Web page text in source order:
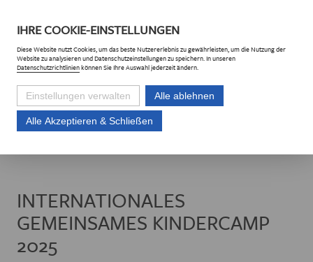
Euroregion Erzgebirge e.V. Projekte
INTERNATIONALES
GEMEINSAMES KINDERCAMP
2025
IHRECOOKIE-EINSTELLUNGEN
DieseWebsitenutzt Cookies, um das beste Nutzererlebnis zu gewährleisten, um die Nutzung der
Websitezu analysieren und Datenschutzeinstellungen zu speichern. In unseren
Datenschutzrichtlinienkönnen Sie Ihre Auswahl jederzeit ändern.
Einstellungen verwalten Alle ablehnen
Alle Akzeptieren & Schließen